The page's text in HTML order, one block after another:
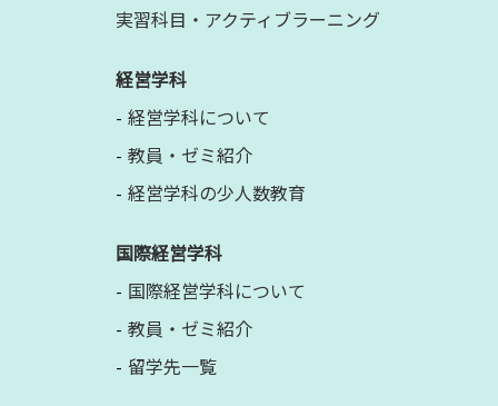
実習科目・アクティブラーニング
経営学科
経営学科について
教員・ゼミ紹介
経営学科の少人数教育
国際経営学科
国際経営学科について
教員・ゼミ紹介
留学先一覧